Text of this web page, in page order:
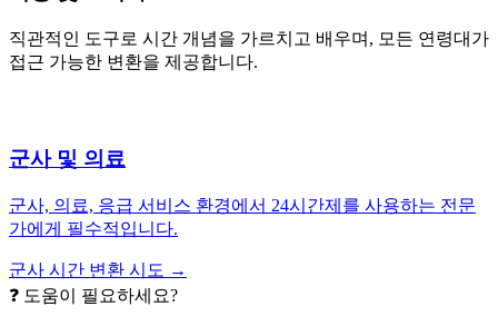
직관적인 도구로 시간 개념을 가르치고 배우며, 모든 연령대가
접근 가능한 변환을 제공합니다.
군사 및 의료
군사, 의료, 응급 서비스 환경에서 24시간제를 사용하는 전문
가에게 필수적입니다.
군사 시간 변환 시도 →
❓ 도움이 필요하세요?